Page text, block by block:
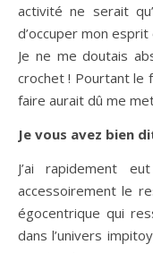
activité ne serait
d’occuper mon
Je ne me doutais
crochet ! Pourtant le
faire aurait dû me
Je vous avez bien
J’ai rapidement
accessoirement le
égocentrique qui
dans l’univers